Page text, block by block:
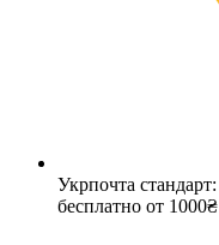
Укрпочта стандарт:
бесплатно от 1000₴